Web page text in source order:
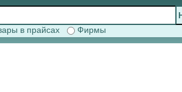
в прайсах Фирмы